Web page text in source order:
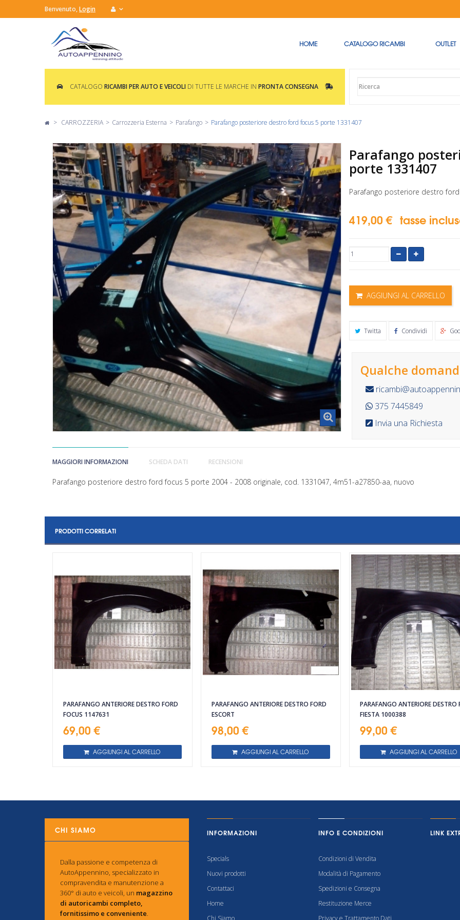
Benvenuto,Login
HOME CATALOGO RICAMBI OUTLET
CATALOGO RICAMBI PER AUTO E VEICOLI DI TUTTE LE MARCHE IN PRONTA CONSEGNA
> CARROZZERIA > Carrozzeria Esterna > Parafango > Parafango posteriore destro ford focus 5 porte 1331407
Parafango
porte 1331407
Parafango posteriore destro
419,00 € tasse
AGGIUNGI AL CARRELLO
Twitta Condividi
Qualche
375 7445849
Invia una Richiesta
MAGGIORI INFORMAZIONI SCHEDA DATI RECENSIONI
Parafango posteriore destro ford focus 5 porte 2004 - 2008 originale, cod. 1331047, 4m51-a27850-aa, nuovo
PRODOTTI CORRELATI
PARAFANGO ANTERIORE DESTRO FORD
FOCUS 1147631
69,00 €
AGGIUNGI AL CARRELLO
PARAFANGO ANTERIORE DESTRO FORD
ESCORT
98,00 €
AGGIUNGI AL CARRELLO
PARAFANGO ANTERIORE DESTRO
FIESTA 1000388
99,00 €
AGGIUNGI AL CARRELLO
CHI SIAMO
Dalla passione e competenza di
AutoAppennino, specializzato in
compravendita e manutenzione a
360° di auto e veicoli, un magazzino
di autoricambi completo,
fornitissimo e conveniente.
INFORMAZIONI
Specials
Nuovi prodotti
Contattaci
Home
INFO E CONDIZIONI
Condizioni di Vendita
Modalità di Pagamento
Spedizioni e Consegna
Restituzione Merce
LINK